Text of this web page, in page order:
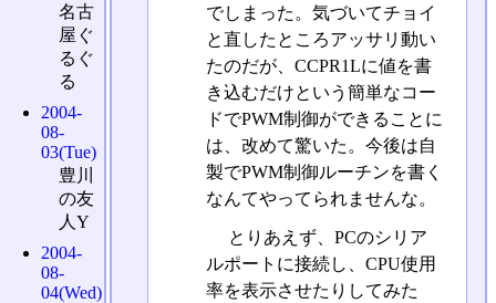
でしまった。気づいてチョイ
と直したところアッサリ動い
たのだが、CCPR1Lに値を書
き込むだけという簡単なコー
ドでPWM制御ができることに
は、改めて驚いた。今後は自
製でPWM制御ルーチンを書く
なんてやってられませんな。
とりあえず、PCのシリア
ルポートに接続し、CPU使用
率を表示させたりしてみた
名古
屋ぐ
るぐ
る
2004-
08-
03(Tue)
豊川
の友
人Y
2004-
08-
04(Wed)